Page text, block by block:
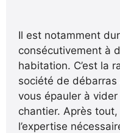
Il est notamment
consécutivement à
habitation. C’est la
société de débarras
vous épauler à
chantier. Après
l’expertise